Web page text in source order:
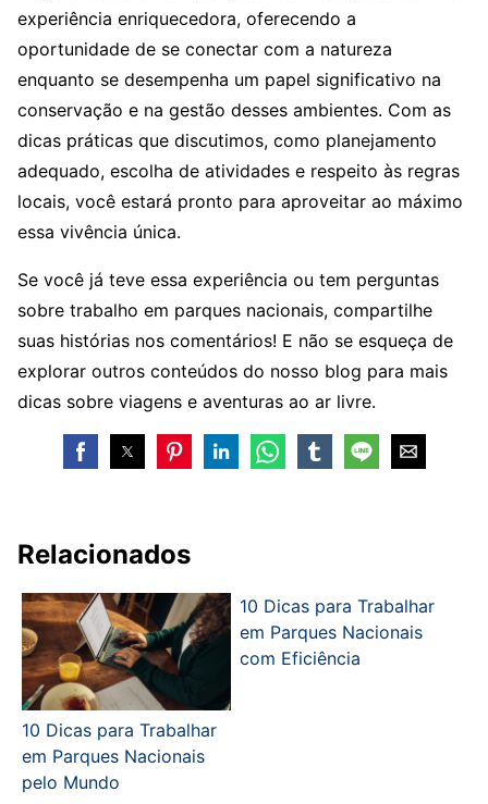
experiência enriquecedora, oferecendo a
oportunidade de se conectar com a natureza
enquanto se desempenha um papel significativo na
conservação e na gestão desses ambientes. Com as
dicas práticas que discutimos, como planejamento
adequado, escolha de atividades e respeito às regras
locais, você estará pronto para aproveitar ao máximo
essa vivência única.
Se você já teve essa experiência ou tem perguntas
sobre trabalho em parques nacionais, compartilhe
suas histórias nos comentários! E não se esqueça de
explorar outros conteúdos do nosso blog para mais
dicas sobre viagens e aventuras ao ar livre.
Relacionados
10 Dicas para Trabalhar
em Parques Nacionais
pelo Mundo
10 Dicas para Trabalhar
em Parques Nacionais
com Eficiência